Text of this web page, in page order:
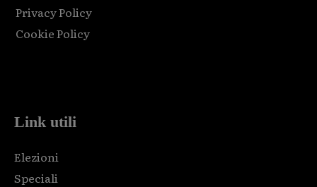
Privacy Policy
Cookie Policy
Link utili
Elezioni
Speciali